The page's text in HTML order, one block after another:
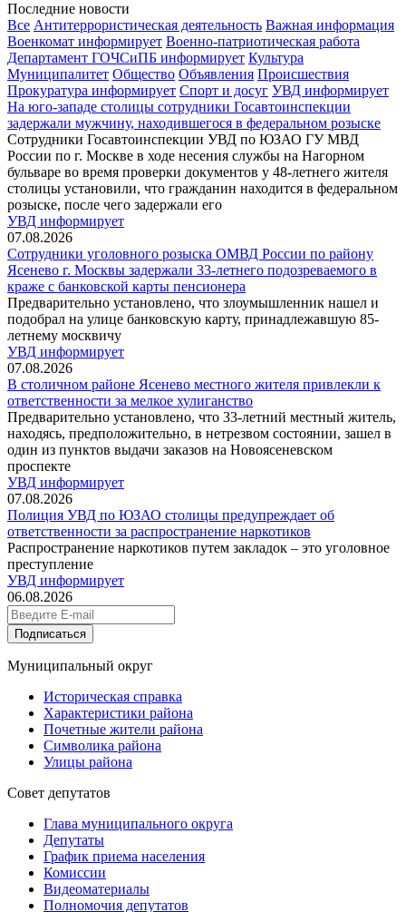
Последние новости
Все Антитеррористическая деятельность Важная информация
Военкомат информирует Военно-патриотическая работа
Департамент ГОЧСиПБ информирует Культура
Муниципалитет Общество Объявления Происшествия
Прокуратура информирует Спорт и досуг УВД информирует
На юго-западе столицы сотрудники Госавтоинспекции
задержали мужчину, находившегося в федеральном розыске
Сотрудники Госавтоинспекции УВД по ЮЗАО ГУ МВД
России по г. Москве в ходе несения службы на Нагорном
бульваре во время проверки документов у 48-летнего жителя
столицы установили, что гражданин находится в федеральном
розыске, после чего задержали его
УВД информирует
07.08.2026
Сотрудники уголовного розыска ОМВД России по району
Ясенево г. Москвы задержали 33-летнего подозреваемого в
краже с банковской карты пенсионера
Предварительно установлено, что злоумышленник нашел и
подобрал на улице банковскую карту, принадлежавшую 85-
летнему москвичу
УВД информирует
07.08.2026
В столичном районе Ясенево местного жителя привлекли к
ответственности за мелкое хулиганство
Предварительно установлено, что 33-летний местный житель,
находясь, предположительно, в нетрезвом состоянии, зашел в
один из пунктов выдачи заказов на Новоясеневском
проспекте
УВД информирует
07.08.2026
Полиция УВД по ЮЗАО столицы предупреждает об
ответственности за распространение наркотиков
Распространение наркотиков путем закладок – это уголовное
преступление
УВД информирует
06.08.2026
Подписаться
Муниципальный округ
Историческая справка
Характеристики района
Почетные жители района
Символика района
Улицы района
Совет депутатов
Глава муниципального округа
Депутаты
График приема населения
Комиссии
Видеоматериалы
Полномочия депутатов